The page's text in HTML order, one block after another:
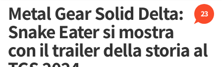
23
Metal Gear Solid Delta:
Snake Eater si mostra
con il trailer della storia al